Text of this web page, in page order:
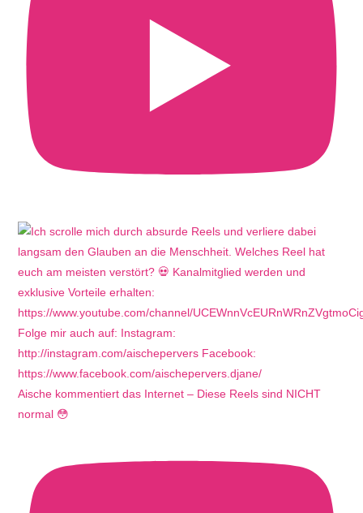
Aische kommentiert das Internet – Diese Reels sind NICHT
normal 😳